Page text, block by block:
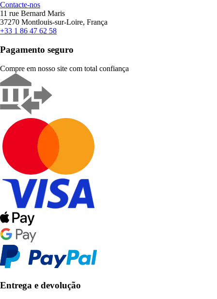
Contacte-nos
11 rue Bernard Maris
37270 Montlouis-sur-Loire, França
+33 1 86 47 62 58
Pagamento seguro
Compre em nosso site com total confiança
Entrega e devolução